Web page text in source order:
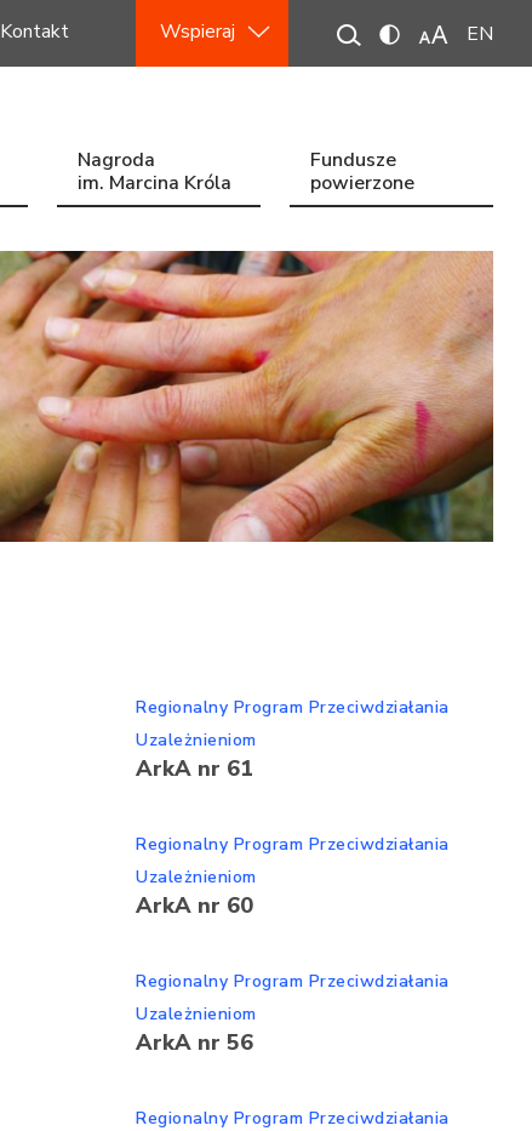
Kontakt Wspieraj EN
Nagroda
im. Marcina Króla
Fundusze
powierzone
Regionalny Program Przeciwdziałania
Uzależnieniom
ArkA nr 61
Regionalny Program Przeciwdziałania
Uzależnieniom
ArkA nr 60
Regionalny Program Przeciwdziałania
Uzależnieniom
ArkA nr 56
Regionalny Program Przeciwdziałania